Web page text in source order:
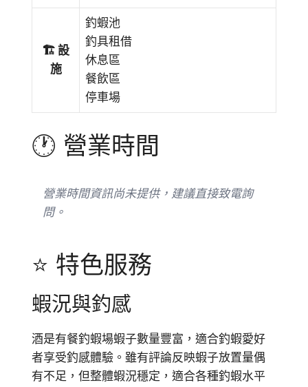
🏗️ 設
施
釣蝦池
釣具租借
休息區
餐飲區
停車場
🕐 營業時間
營業時間資訊尚未提供，建議直接致電詢
問。
⭐ 特色服務
蝦況與釣感
酒是有餐釣蝦場蝦子數量豐富，適合釣蝦愛好
者享受釣感體驗。雖有評論反映蝦子放置量偶
有不足，但整體蝦況穩定，適合各種釣蝦水平